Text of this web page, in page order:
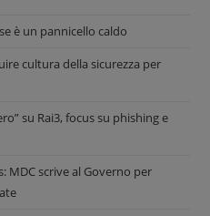
è un pannicello caldo
cultura della sicurezza per
su Rai3, focus su phishing e
MDC scrive al Governo per